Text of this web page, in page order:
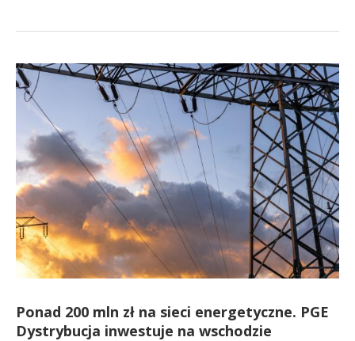
Ponad 200 mln zł na sieci energetyczne. PGE
Dystrybucja inwestuje na wschodzie